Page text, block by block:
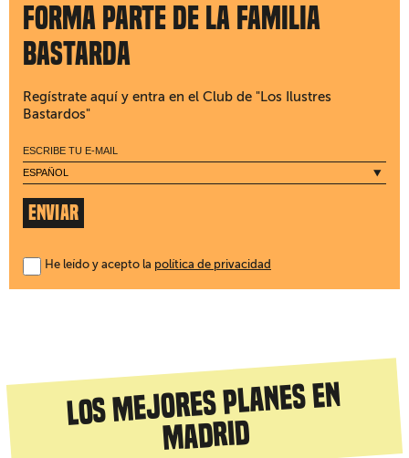
Forma parte de la familia
bastarda
Regístrate aquí y entra en el Club de "Los Ilustres
Bastardos"
ENVIAR
He leído y acepto la política de privacidad
Los mejores planes en
Madrid